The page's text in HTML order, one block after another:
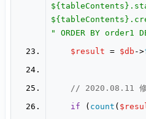
" ORDER BY order1
$result = $db ->
// 2020.08.11 修
if ( count (